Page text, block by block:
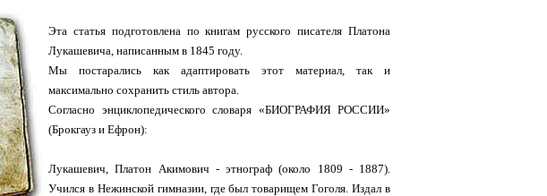
Эта статья подготовлена по книгам русского писателя Платона
Лукашевича, написанным в 1845 году.
Мы постарались как адаптировать этот материал, так и
максимально сохранить стиль автора.
Согласно энциклопедического словаря «БИОГРАФИЯ РОССИИ»
(Брокгауз и Ефрон):
Лукашевич, Платон Акимович - этнограф (около 1809 - 1887).
Учился в Нежинской гимназии, где был товарищем Гоголя. Издал в